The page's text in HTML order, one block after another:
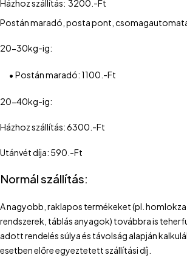
Házhoz szállítás: 3200.-Ft
Postán maradó, posta pont,
20-30kg-ig:
• Postán maradó: 1100.-Ft
20-40kg-ig:
Házhoz szállítás: 6300.-Ft
Utánvét díja: 590.-Ft
Normál szállítás:
A nagyobb, raklapos termékeket (pl.
rendszerek, táblás anyagok) továbbra is
adott rendelés súlya és távolság alapján
esetben előre egyeztetett szállítási díj.